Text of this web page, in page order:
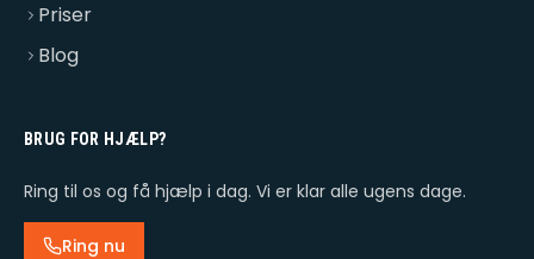
Priser
Blog
BRUG FOR HJÆLP?
Ring til os og få hjælp i dag. Vi er klar alle ugens dage.
Ring nu